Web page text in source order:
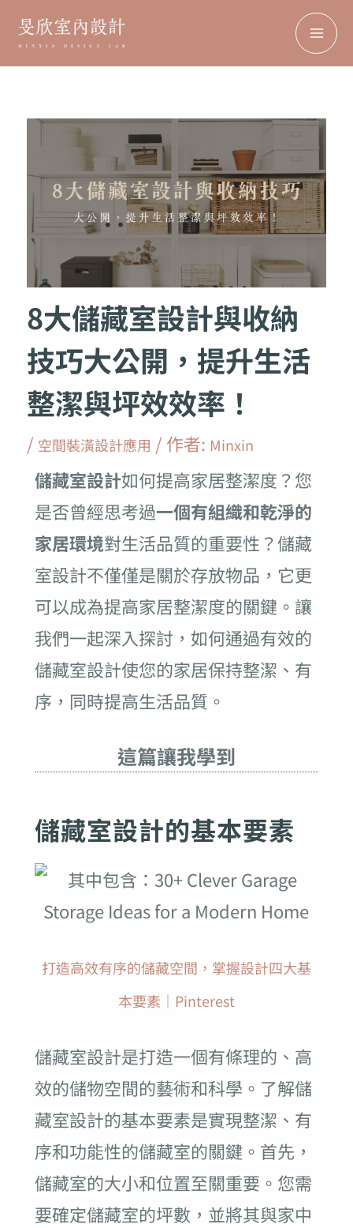
8大儲藏室設計與收納
技巧大公開，提升生活
整潔與坪效效率！
/ 空間裝潢設計應用 / 作者: Minxin
儲藏室設計如何提高家居整潔度？您
是否曾經思考過一個有組織和乾淨的
家居環境對生活品質的重要性？儲藏
室設計不僅僅是關於存放物品，它更
可以成為提高家居整潔度的關鍵。讓
我們一起深入探討，如何通過有效的
儲藏室設計使您的家居保持整潔、有
序，同時提高生活品質。
這篇讓我學到
儲藏室設計的基本要素
打造高效有序的儲藏空間，掌握設計四大基
本要素｜Pinterest
儲藏室設計是打造一個有條理的、高
效的儲物空間的藝術和科學。了解儲
藏室設計的基本要素是實現整潔、有
序和功能性的儲藏室的關鍵。首先，
儲藏室的大小和位置至關重要。您需
要確定儲藏室的坪數，並將其與家中
搜
尋